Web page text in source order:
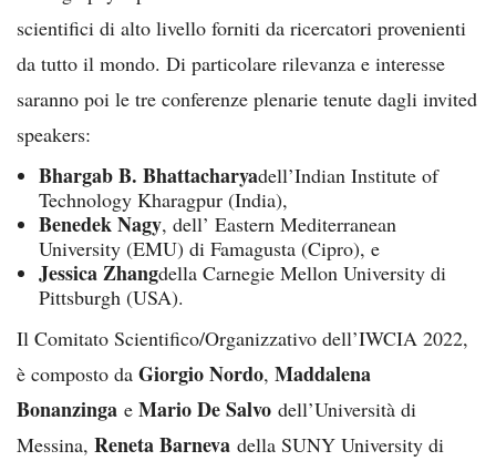
scientifici di alto livello forniti da ricercatori provenienti
da tutto il mondo. Di particolare rilevanza e interesse
saranno poi le tre conferenze plenarie tenute dagli invited
speakers:
Bhargab B. Bhattacharyadell’Indian Institute of
Technology Kharagpur (India),
Benedek Nagy, dell’ Eastern Mediterranean
University (EMU) di Famagusta (Cipro), e
Jessica Zhangdella Carnegie Mellon University di
Pittsburgh (USA).
Il Comitato Scientifico/Organizzativo dell’IWCIA 2022,
è composto da Giorgio Nordo, Maddalena
Bonanzinga e Mario De Salvo dell’Università di
Messina, Reneta Barneva della SUNY University di